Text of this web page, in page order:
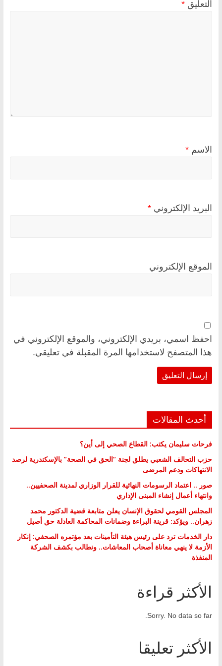
التعليق *
الاسم *
البريد الإلكتروني *
الموقع الإلكتروني
احفظ اسمي، بريدي الإلكتروني، والموقع الإلكتروني في
هذا المتصفح لاستخدامها المرة المقبلة في تعليقي.
أحدث المقالات
فرحات سليمان يكتب: القطاع الصحي إلى أين؟
حزب التحالف الشعبي يطلق لجنة “الحق في الصحة” بالإسكندرية لرصد
الانتهاكات ودعم المرضى
صور .. اعتماد الرسومات النهائية للقرار الوزاري لمدينة الصحفيين..
وانتهاء أعمال إنشاء المبنى الإداري
المجلس القومي لحقوق الإنسان يعلن متابعة قضية الدكتور محمد
زهران.. ويؤكد: قرينة البراءة وضمانات المحاكمة العادلة حق أصيل
دار الخدمات ترد على رئيس هيئة التأمينات بعد مؤتمره الصحفي: إنكار
الأزمة لا ينهي معاناة أصحاب المعاشات.. ونطالب بكشف الشركة
المنفذة
الأكثر قراءة
Sorry. No data so far.
الأكثر تعليقا